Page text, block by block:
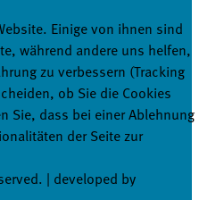
| developed by
Einige von ihnen sind
während andere uns helfen,
zu verbessern (Tracking
ob Sie die Cookies
Sie, dass bei einer Ablehnung
der Seite zur